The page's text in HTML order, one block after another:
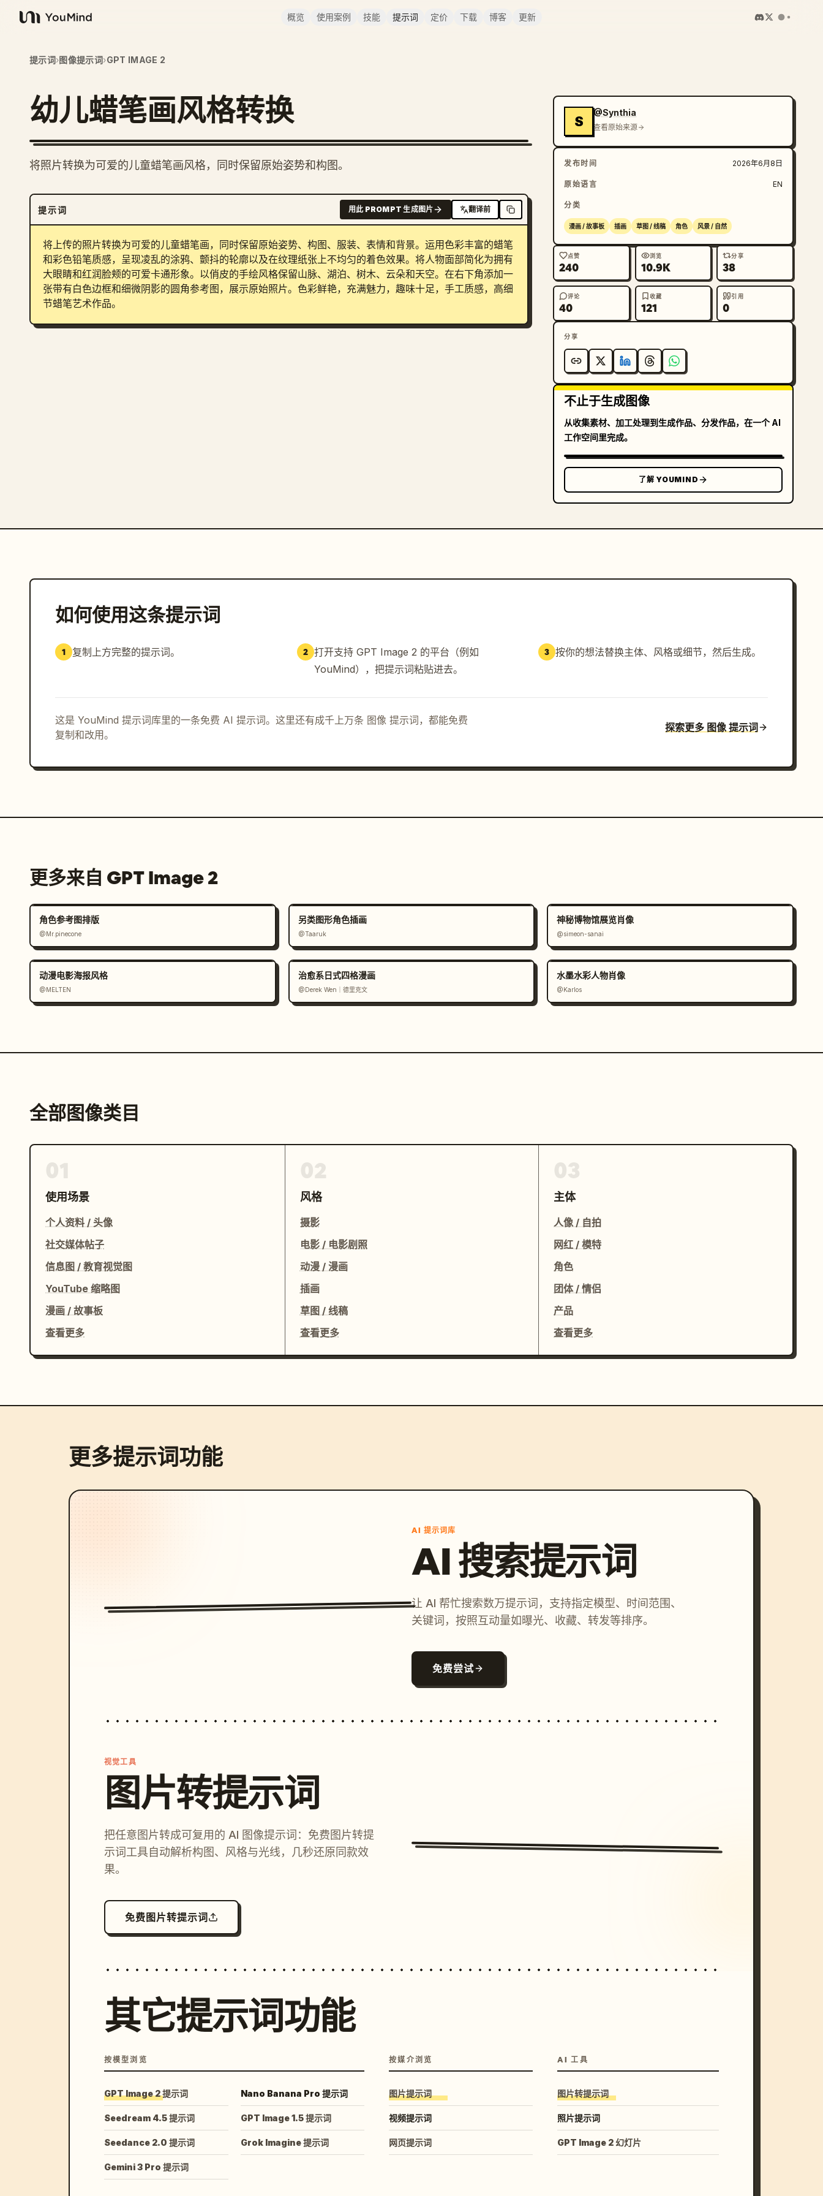
YouMind
概览 使用案例 技能 提示词 定价 下载 博客 更新
提示词›图像提示词›GPT IMAGE 2
幼儿蜡笔画风格转换
将照片转换为可爱的儿童蜡笔画风格，同时保留原始姿势和构图。
提示词 用此 PROMPT 生成图片 翻译前
将上传的照片转换为可爱的儿童蜡笔画，同时保留原始姿势、构图、服装、表情和背景。运用色彩丰富的蜡笔
和彩色铅笔质感，呈现凌乱的涂鸦、颤抖的轮廓以及在纹理纸张上不均匀的着色效果。将人物面部简化为拥有
大眼睛和红润脸颊的可爱卡通形象。以俏皮的手绘风格保留山脉、湖泊、树木、云朵和天空。在右下角添加一
张带有白色边框和细微阴影的圆角参考图，展示原始照片。色彩鲜艳，充满魅力，趣味十足，手工质感，高细
节蜡笔艺术作品。
S
@Synthia
查看原始来源
发布时间 2026年6月8日
原始语言 EN
分类
漫画 / 故事板 插画 草图 / 线稿 角色 风景 / 自然
点赞
240
浏览
10.9K
分享
38
评论
40
收藏
121
引用
0
分享
不止于生成图像
从收集素材、加工处理到生成作品、分发作品，在一个 AI
工作空间里完成。
了解 YOUMIND
如何使用这条提示词
1 复制上方完整的提示词。 2 打开支持 GPT Image 2 的平台（例如
YouMind），把提示词粘贴进去。
3 按你的想法替换主体、风格或细节，然后生成。
这是 YouMind 提示词库里的一条免费 AI 提示词。这里还有成千上万条 图像 提示词，都能免费
复制和改用。
探索更多 图像 提示词
更多来自 GPT Image 2
角色参考图排版
@Mr.pinecone
另类图形角色插画
@Taaruk
神秘博物馆展览肖像
@simeon-sanai
动漫电影海报风格
@MELTEN
治愈系日式四格漫画
@Derek Wen｜德里克文
水墨水彩人物肖像
@Karlos
全部图像类目
使用场景
个人资料 / 头像
社交媒体帖子
信息图 / 教育视觉图
YouTube 缩略图
漫画 / 故事板
查看更多
风格
摄影
电影 / 电影剧照
动漫 / 漫画
插画
草图 / 线稿
查看更多
主体
人像 / 自拍
网红 / 模特
角色
团体 / 情侣
产品
查看更多
更多提示词功能
AI 提示词库
AI 搜索提示词
让 AI 帮忙搜索数万提示词，支持指定模型、时间范围、
关键词，按照互动量如曝光、收藏、转发等排序。
免费尝试
视觉工具
图片转提示词
把任意图片转成可复用的 AI 图像提示词：免费图片转提
示词工具自动解析构图、风格与光线，几秒还原同款效
果。
免费图片转提示词
其它提示词功能
按模型浏览
GPT Image 2 提示词 Nano Banana Pro 提示词
Seedream 4.5 提示词 GPT Image 1.5 提示词
Seedance 2.0 提示词 Grok Imagine 提示词
Gemini 3 Pro 提示词
按媒介浏览
图片提示词
视频提示词
网页提示词
AI 工具
图片转提示词
照片提示词
GPT Image 2 幻灯片